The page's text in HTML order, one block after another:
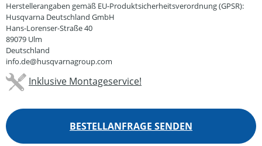
Herstellerangaben gemäß EU-Produktsicherheitsverordnung (GPSR):
Husqvarna Deutschland GmbH
Hans-Lorenser-Straße 40
89079 Ulm
Deutschland
info.de@husqvarnagroup.com
Inklusive Montageservice!
BESTELLANFRAGE SENDEN